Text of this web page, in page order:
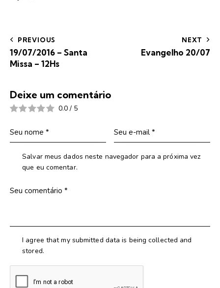
PREVIOUS
19/07/2016 – Santa
Missa – 12Hs
NEXT
Evangelho 20/07
Deixe um comentário
0.0 / 5
Salvar meus dados neste navegador para a próxima vez
que eu comentar.
I agree that my submitted data is being collected and
stored.